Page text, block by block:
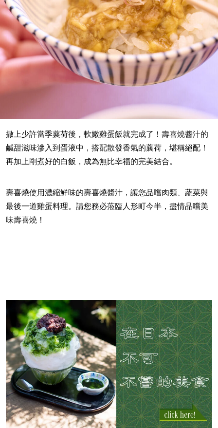
撒上少許當季蘘荷後，軟嫩雞蛋飯就完成了！壽喜燒醬汁的
鹹甜滋味滲入到蛋液中，搭配散發香氣的蘘荷，堪稱絕配！
再加上剛煮好的白飯，成為無比幸福的完美結合。
壽喜燒使用濃縮鮮味的壽喜燒醬汁，讓您品嚐肉類、蔬菜與
最後一道雞蛋料理。請您務必蒞臨人形町今半，盡情品嚐美
味壽喜燒！